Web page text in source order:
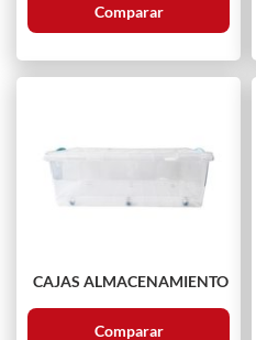
Comparar
CAJAS ALMACENAMIENTO
Comparar